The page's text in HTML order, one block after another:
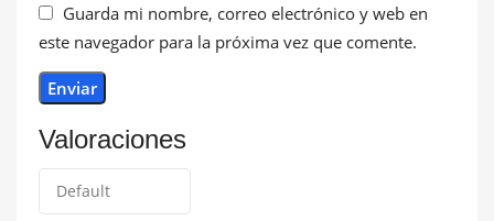
Valoraciones
Guarda mi nombre, correo electrónico y web en
este navegador para la próxima vez que comente.